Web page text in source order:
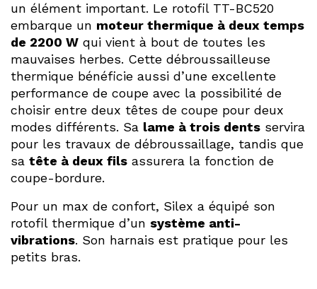
un élément important. Le rotofil TT-BC520
embarque un moteur thermique à deux temps
de 2200 W qui vient à bout de toutes les
mauvaises herbes. Cette débroussailleuse
thermique bénéficie aussi d’une excellente
performance de coupe avec la possibilité de
choisir entre deux têtes de coupe pour deux
modes différents. Sa lame à trois dents servira
pour les travaux de débroussaillage, tandis que
sa tête à deux fils assurera la fonction de
coupe-bordure.
Pour un max de confort, Silex a équipé son
rotofil thermique d’un système anti-
vibrations. Son harnais est pratique pour les
petits bras.